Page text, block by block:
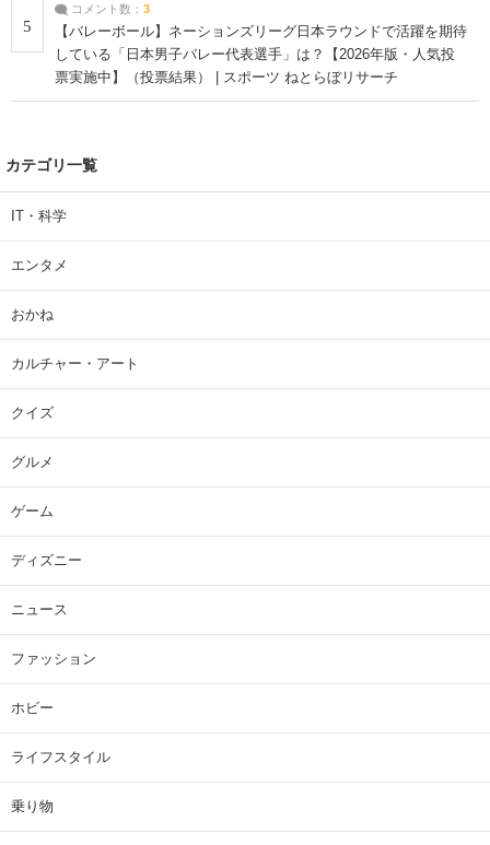
5
コメント数： 3
【バレーボール】ネーションズリーグ日本ラウンドで活躍を期待
している「日本男子バレー代表選手」は？【2026年版・人気投
票実施中】（投票結果） | スポーツ ねとらぼリサーチ
カテゴリ一覧
IT・科学
エンタメ
おかね
カルチャー・アート
クイズ
グルメ
ゲーム
ディズニー
ニュース
ファッション
ホビー
ライフスタイル
乗り物